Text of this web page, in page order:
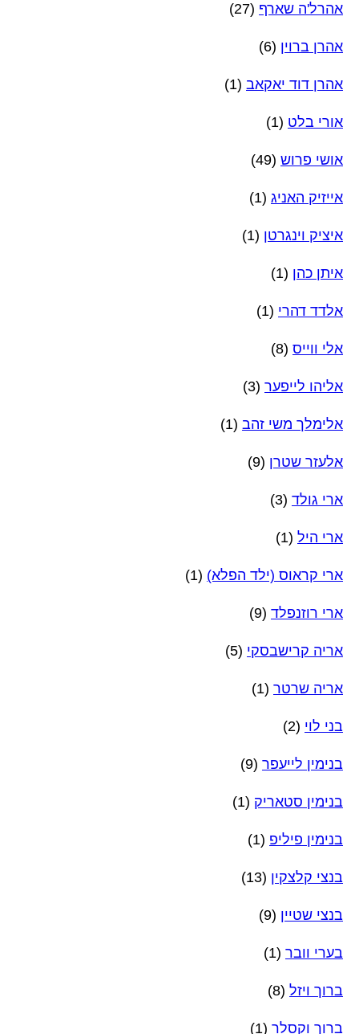
אהרל'ה שארף (27)
אהרן ברוין (6)
אהרן דוד יאקאב (1)
אורי בלט (1)
אושי פרוש (49)
אייזיק האניג (1)
איציק וינגרטן (1)
איתן כהן (1)
אלדד דהרי (1)
אלי ווייס (8)
אליהו לייפער (3)
אלימלך משי זהב (1)
אלעזר שטרן (9)
ארי גולד (3)
ארי היל (1)
ארי קראוס (ילד הפלא) (1)
ארי רוזנפלד (9)
אריה קרישבסקי (5)
אריה שרטר (1)
בני לוי (2)
בנימין לייעפר (9)
בנימין סטאריק (1)
בנימין פיליפ (1)
בנצי קלצקין (13)
בנצי שטיין (9)
בערי וובר (1)
ברוך ויזל (8)
ברוך וקסלר (1)